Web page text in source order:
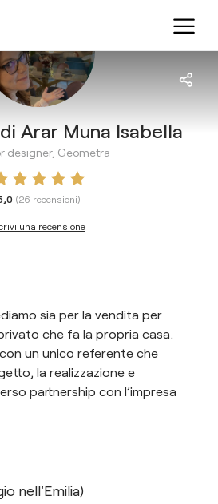
Arar Muna Isabella
designer, Geometra
(26 recensioni)
una recensione
sia per la vendita per
che fa la propria casa.
un unico referente che
la realizzazione e
partnership con l’impresa
nell'Emilia)